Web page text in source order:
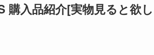
購入品紹介[実物見ると欲し